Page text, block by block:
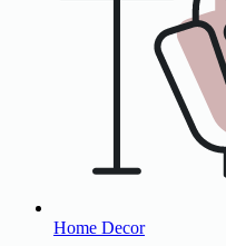
Home Decor